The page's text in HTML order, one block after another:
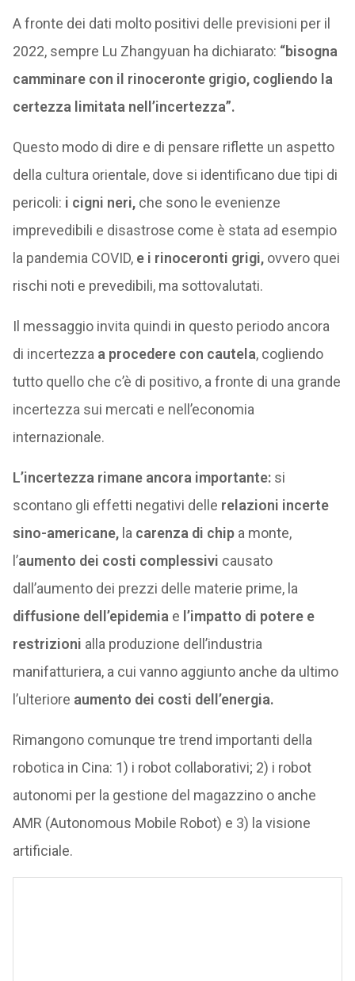
A fronte dei dati molto positivi delle previsioni per il
2022, sempre Lu Zhangyuan ha dichiarato: “bisogna
camminare con il rinoceronte grigio, cogliendo la
certezza limitata nell’incertezza”.
Questo modo di dire e di pensare riflette un aspetto
della cultura orientale, dove si identificano due tipi di
pericoli: i cigni neri,che sono le evenienze
imprevedibili e disastrose come è stata ad esempio
la pandemia COVID, e i rinoceronti grigi,ovvero quei
rischi noti e prevedibili, ma sottovalutati.
Il messaggio invita quindi in questo periodo ancora
di incertezza a procedere con cautela, cogliendo
tutto quello che c’è di positivo, a fronte di una grande
incertezza sui mercati e nell’economia
internazionale.
L’incertezza rimane ancora importante: si
scontano gli effetti negativi delle relazioni incerte
sino-americane,la carenza di chipa monte,
l’aumento dei costi complessivi causato
dall’aumento dei prezzi delle materie prime, la
diffusione dell’epidemia e l’impatto di potere e
restrizioni alla produzione dell’industria
manifatturiera, a cui vanno aggiunto anche da ultimo
l’ulteriore aumento dei costi dell’energia.
Rimangono comunque tre trend importanti della
robotica in Cina: 1) i robot collaborativi; 2) i robot
autonomi per la gestione del magazzino o anche
AMR (Autonomous Mobile Robot) e 3) la visione
artificiale.